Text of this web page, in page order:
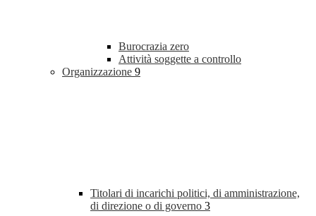
Burocrazia zero
Attività soggette a controllo
Organizzazione 9
Titolari di incarichi politici, di amministrazione,
di direzione o di governo 3